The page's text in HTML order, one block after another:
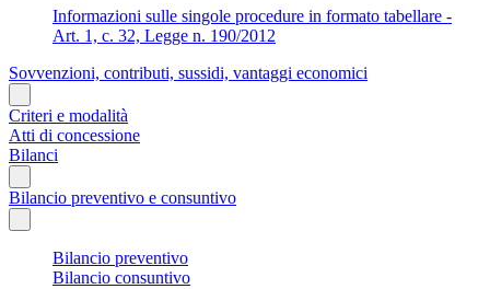
Informazioni sulle singole procedure in formato tabellare -
Art. 1, c. 32, Legge n. 190/2012
Sovvenzioni, contributi, sussidi, vantaggi economici
Criteri e modalità
Atti di concessione
Bilanci
Bilancio preventivo e consuntivo
Bilancio preventivo
Bilancio consuntivo